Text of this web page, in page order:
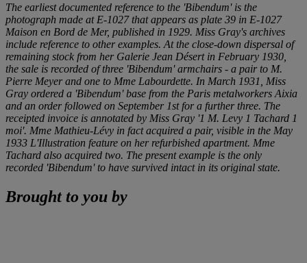
The earliest documented reference to the 'Bibendum' is the
photograph made at E-1027 that appears as plate 39 in E-1027
Maison en Bord de Mer, published in 1929. Miss Gray's archives
include reference to other examples. At the close-down dispersal of
remaining stock from her Galerie Jean Désert in February 1930,
the sale is recorded of three 'Bibendum' armchairs - a pair to M.
Pierre Meyer and one to Mme Labourdette. In March 1931, Miss
Gray ordered a 'Bibendum' base from the Paris metalworkers Aixia
and an order followed on September 1st for a further three. The
receipted invoice is annotated by Miss Gray '1 M. Levy 1 Tachard 1
moi'. Mme Mathieu-Lévy in fact acquired a pair, visible in the May
1933 L'Illustration feature on her refurbished apartment. Mme
Tachard also acquired two. The present example is the only
recorded 'Bibendum' to have survived intact in its original state.
Brought to you by